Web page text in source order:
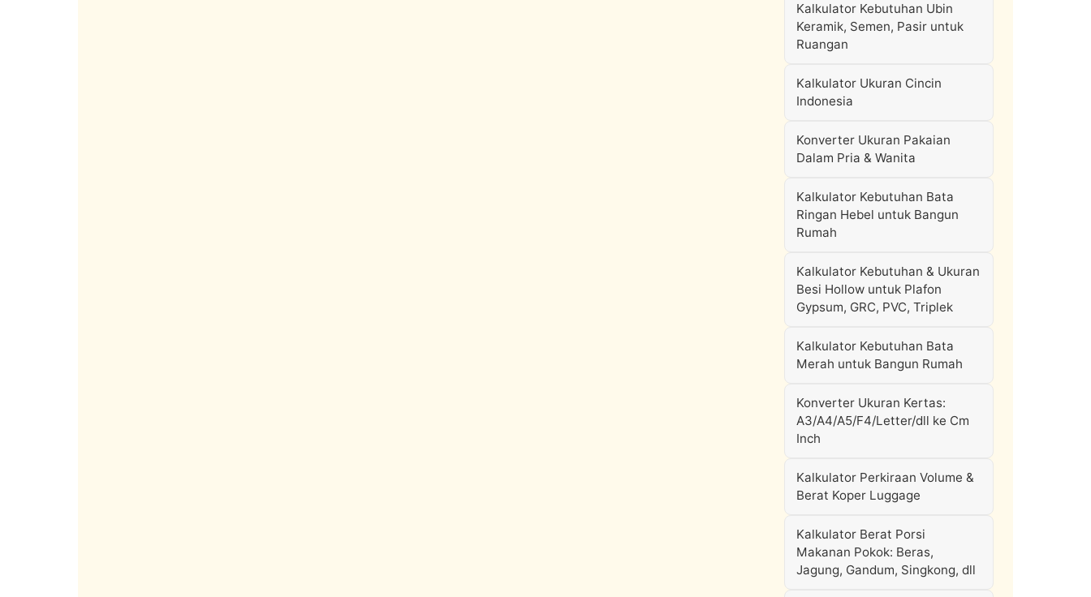
Kalkulator Kebutuhan Ubin
Keramik, Semen, Pasir untuk
Ruangan
Kalkulator Ukuran Cincin
Indonesia
Konverter Ukuran Pakaian
Dalam Pria & Wanita
Kalkulator Kebutuhan Bata
Ringan Hebel untuk Bangun
Rumah
Kalkulator Kebutuhan & Ukuran
Besi Hollow untuk Plafon
Gypsum, GRC, PVC, Triplek
Kalkulator Kebutuhan Bata
Merah untuk Bangun Rumah
Konverter Ukuran Kertas:
A3/A4/A5/F4/Letter/dll ke Cm
Inch
Kalkulator Perkiraan Volume &
Berat Koper Luggage
Kalkulator Berat Porsi
Makanan Pokok: Beras,
Jagung, Gandum, Singkong, dll